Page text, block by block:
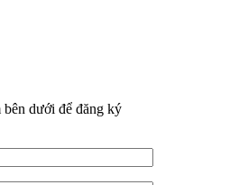
dưới để đăng ký